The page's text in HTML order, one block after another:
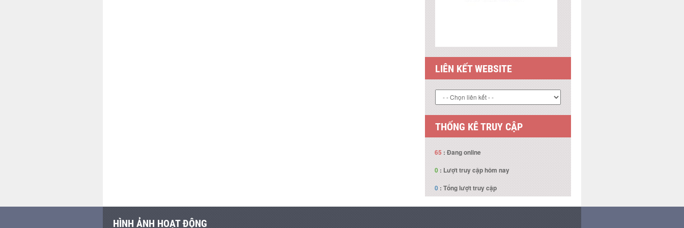
LIÊN KẾT WEBSITE
THỐNG KÊ TRUY CẬP
65 : Đang online
0 : Lượt truy cập hôm nay
0 : Tổng lượt truy cập
HÌNH ẢNH HOẠT ĐỘNG